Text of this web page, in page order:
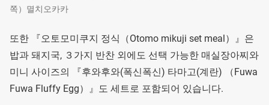
쪽）멸치오카카
또한 『오토모미쿠지 정식（Otomo mikuji set meal）』은
밥과 돼지국, ３가지 반찬 외에도 선택 가능한 매실장아찌와
미니 사이즈의 『후와후와(폭신폭신) 타마고(계란) （Fuwa
Fuwa Fluffy Egg）』도 세트로 포함되어 있습니다.